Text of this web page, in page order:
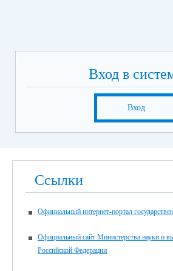
Вход в
Вход
Ссылки
Официальный интернет-портал
Официальный сайт Министерства науки и
Российской Федерации